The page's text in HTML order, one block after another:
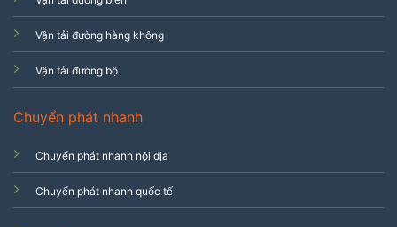
Vận tải đường hàng không
Vận tải đường bộ
Chuyển phát nhanh
Chuyển phát nhanh nội địa
Chuyển phát nhanh quốc tế